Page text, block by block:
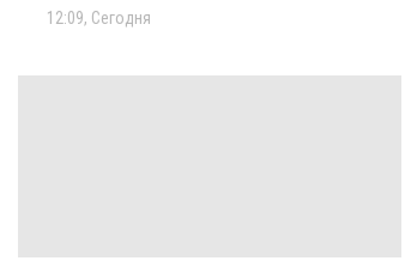
12:09, Сегодня